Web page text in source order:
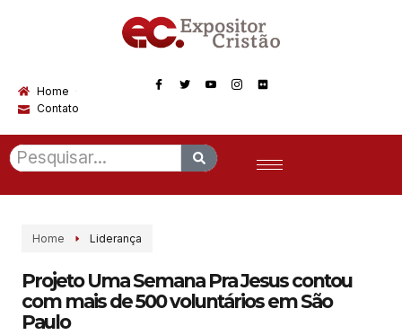
Home
Contato
Home Liderança
Projeto Uma Semana Pra Jesus contou
com mais de 500 voluntários em São
Paulo